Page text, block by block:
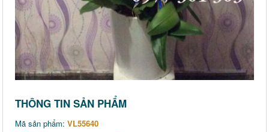
THÔNG TIN SẢN PHẨM
Mã sản phẩm: VL55640